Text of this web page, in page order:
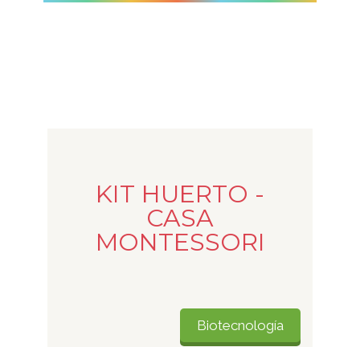
KIT HUERTO -
CASA
MONTESSORI
Biotecnología